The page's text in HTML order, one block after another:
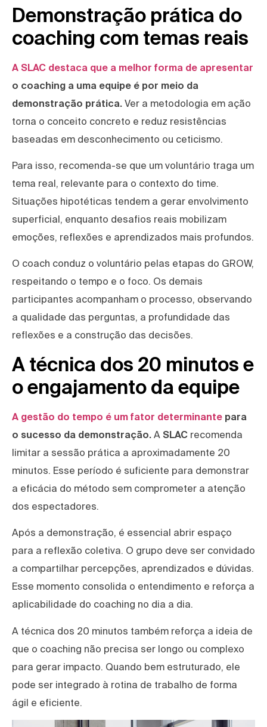
Demonstração prática do
coaching com temas reais
A SLAC destaca que a melhor forma de apresentar
o coaching a uma equipe é por meio da
demonstração prática. Ver a metodologia em ação
torna o conceito concreto e reduz resistências
baseadas em desconhecimento ou ceticismo.
Para isso, recomenda-se que um voluntário traga um
tema real, relevante para o contexto do time.
Situações hipotéticas tendem a gerar envolvimento
superficial, enquanto desafios reais mobilizam
emoções, reflexões e aprendizados mais profundos.
O coach conduz o voluntário pelas etapas do GROW,
respeitando o tempo e o foco. Os demais
participantes acompanham o processo, observando
a qualidade das perguntas, a profundidade das
reflexões e a construção das decisões.
A técnica dos 20 minutos e
o engajamento da equipe
A gestão do tempo é um fator determinante para
o sucesso da demonstração. A SLAC recomenda
limitar a sessão prática a aproximadamente 20
minutos. Esse período é suficiente para demonstrar
a eficácia do método sem comprometer a atenção
dos espectadores.
Após a demonstração, é essencial abrir espaço
para a reflexão coletiva. O grupo deve ser convidado
a compartilhar percepções, aprendizados e dúvidas.
Esse momento consolida o entendimento e reforça a
aplicabilidade do coaching no dia a dia.
A técnica dos 20 minutos também reforça a ideia de
que o coaching não precisa ser longo ou complexo
para gerar impacto. Quando bem estruturado, ele
pode ser integrado à rotina de trabalho de forma
ágil e eficiente.